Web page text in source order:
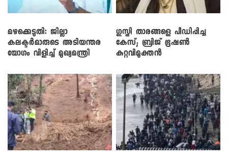
മഴക്കെടുതി: ജില്ലാ
കലക്ടർമാരുടെ അടിയന്തര
യോഗം വിളിച്ച് മുഖ്യമന്ത്രി
​ഗുസ്തി താരങ്ങളെ പീഡിപ്പിച്ച
കേസ്; ബ്രിജ് ഭൂഷൺ
കുറ്റവിമുക്തൻ